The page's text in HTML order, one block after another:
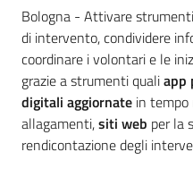
Contenuto
Bologna - Attivare
di intervento, condividere
coordinare i volontari e le
grazie a strumenti qualiapp
digitali aggiornate in tempo
allagamenti,siti web per la
rendicontazione degli